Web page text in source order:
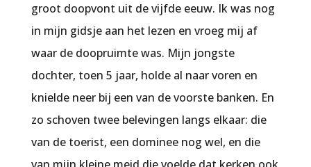
groot doopvont uit de vijfde eeuw. Ik was nog
in mijn gidsje aan het lezen en vroeg mij af
waar de doopruimte was. Mijn jongste
dochter, toen 5 jaar, holde al naar voren en
knielde neer bij een van de voorste banken. En
zo schoven twee belevingen langs elkaar: die
van de toerist, een dominee nog wel, en die